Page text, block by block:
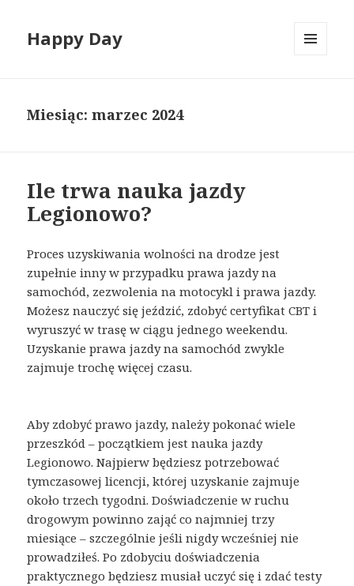
Happy Day
Miesiąc:marzec 2024
Ile trwa nauka jazdy
Legionowo?
Proces uzyskiwania wolności na drodze jest
zupełnie inny w przypadku prawa jazdy na
samochód, zezwolenia na motocykl i prawa jazdy.
Możesz nauczyć się jeździć, zdobyć certyfikat CBT i
wyruszyć w trasę w ciągu jednego weekendu.
Uzyskanie prawa jazdy na samochód zwykle
zajmuje trochę więcej czasu.
Aby zdobyć prawo jazdy, należy pokonać wiele
przeszkód – początkiem jest nauka jazdy
Legionowo. Najpierw będziesz potrzebować
tymczasowej licencji, której uzyskanie zajmuje
około trzech tygodni. Doświadczenie w ruchu
drogowym powinno zająć co najmniej trzy
miesiące – szczególnie jeśli nigdy wcześniej nie
prowadziłeś. Po zdobyciu doświadczenia
praktycznego będziesz musiał uczyć się i zdać testy